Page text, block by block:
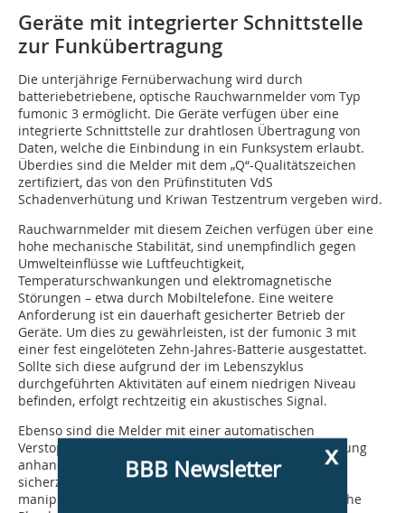
Geräte mit integrierter Schnittstelle
zur Funkübertragung
Die unterjährige Fernüberwachung wird durch
batteriebetriebene, optische Rauchwarnmelder vom Typ
fumonic 3 ermöglicht. Die Geräte verfügen über eine
integrierte Schnittstelle zur drahtlosen Übertragung von
Daten, welche die Einbindung in ein Funksystem erlaubt.
Überdies sind die Melder mit dem „Q“-Qualitätszeichen
zertifiziert, das von den Prüfinstituten VdS
Schadenverhütung und Kriwan Testzentrum vergeben wird.
Rauchwarnmelder mit diesem Zeichen verfügen über eine
hohe mechanische Stabilität, sind unempfindlich gegen
Umwelteinflüsse wie Luftfeuchtigkeit,
Temperaturschwankungen und elektromagnetische
Störungen – etwa durch Mobiltelefone. Eine weitere
Anforderung ist ein dauerhaft gesicherter Betrieb der
Geräte. Um dies zu gewährleisten, ist der fumonic 3 mit
einer fest eingelöteten Zehn-Jahres-Batterie ausgestattet.
Sollte sich diese aufgrund der im Lebenszyklus
durchgeführten Aktivitäten auf einem niedrigen Niveau
befinden, erfolgt rechtzeitig ein akustisches Signal.
Ebenso sind die Melder mit einer auto­matischen
Verstopfungserkennung ausgestattet, die Verschmutzung
anhand der Luftzirkulation im Gerät feststellt. Um
sicherzustellen, dass die Rauchwarnmelder nicht
manipuliert werden, sind diese durch eine mechanische
x
BBB Newsletter